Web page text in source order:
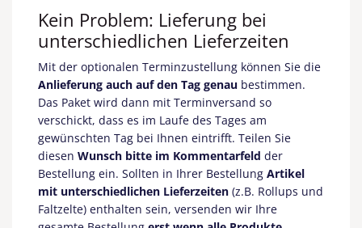
Kein Problem: Lieferung bei
unterschiedlichen Lieferzeiten
Mit der optionalen Terminzustellung können Sie die
Anlieferung auch auf den Tag genau bestimmen.
Das Paket wird dann mit Terminversand so
verschickt, dass es im Laufe des Tages am
gewünschten Tag bei Ihnen eintrifft. Teilen Sie
diesen Wunsch bitte im Kommentarfeld der
Bestellung ein. Sollten in Ihrer Bestellung Artikel
mit unterschiedlichen Lieferzeiten (z.B. Rollups und
Faltzelte) enthalten sein, versenden wir Ihre